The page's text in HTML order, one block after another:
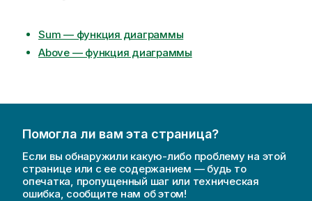
Sum — функция диаграммы
Above — функция диаграммы
Помогла ли вам эта страница?
Если вы обнаружили какую-либо проблему на этой
странице или с ее содержанием — будь то
опечатка, пропущенный шаг или техническая
ошибка, сообщите нам об этом!